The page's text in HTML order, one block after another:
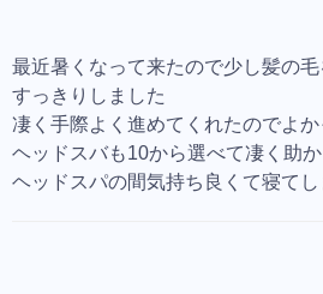
最近暑くなって来たので少し髪の毛
すっきりしました
凄く手際よく進めてくれたのでよ
ヘッドスバも10から選べて凄く助
ヘッドスパの間気持ち良くて寝てし